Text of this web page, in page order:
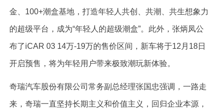
金、100+潮盒基地，打造年轻人共创、共潮、共生想象力
的超级平台，成为“年轻人的超级潮盒”。此外，张炳凤公
布了iCAR 03 14万-19万的售价区间，新车将于12月18日
开启预售，将为年轻用户带来极致潮玩新体验。
奇瑞汽车股份有限公司常务副总经理张国忠强调，一路走
来，奇瑞一直坚持长期主义和价值主义，回归企业本源，